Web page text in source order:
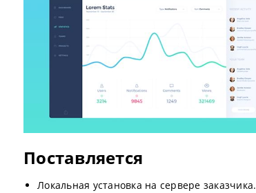
Поставляется
Локальная установка на сервере заказчика.